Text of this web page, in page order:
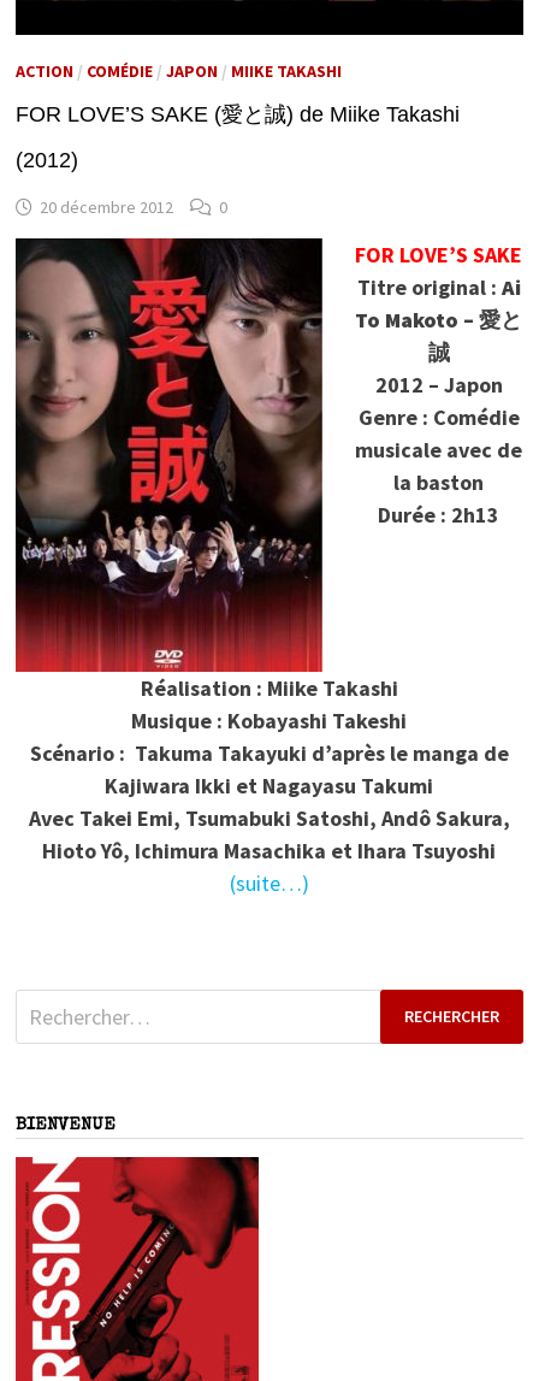
ACTION/ COMÉDIE/ JAPON/ MIIKE TAKASHI
FOR LOVE’S SAKE (愛と誠) de Miike Takashi
(2012)
20 décembre 2012 0
FOR LOVE’S SAKE
Titre original : Ai
To Makoto – 愛と
誠
2012 – Japon
Genre : Comédie
musicale avec de
la baston
Durée : 2h13
Réalisation : Miike Takashi
Musique : Kobayashi Takeshi
Scénario : Takuma Takayuki d’après le manga de
Kajiwara Ikki et Nagayasu Takumi
Avec Takei Emi, Tsumabuki Satoshi, Andô Sakura,
Hioto Yô, Ichimura Masachika et Ihara Tsuyoshi
(suite…)
Rechercher :
BIENVENUE